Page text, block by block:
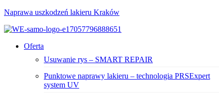
Naprawa uszkodzeń lakieru Kraków
Menu
Oferta
Usuwanie rys – SMART REPAIR
Punktowe naprawy lakieru – technologia PRSExpert
system UV